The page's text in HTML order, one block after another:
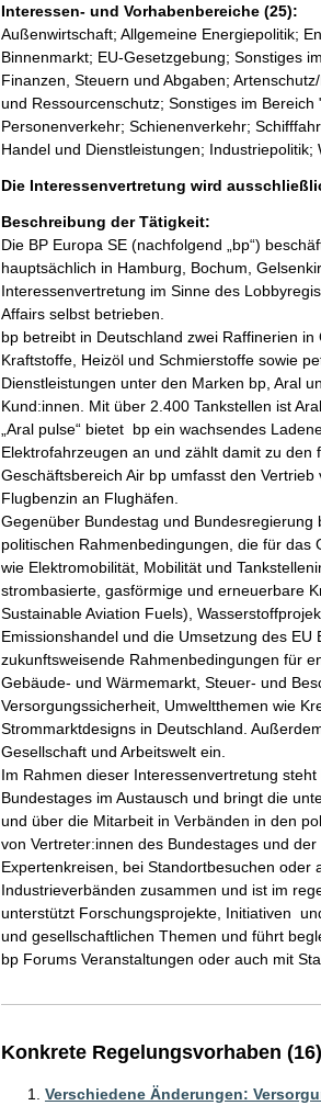
Interessen- und Vorhabenbereiche (25):
Außenwirtschaft; Allgemeine Energiepolitik;
Binnenmarkt; EU-Gesetzgebung; Sonstiges
Finanzen, Steuern und Abgaben;
und Ressourcenschutz; Sonstiges im
Personenverkehr; Schienenverkehr;
Handel und Dienstleistungen; Industriepolitik;
Die Interessenvertretung wird
Beschreibung der Tätigkeit:
Die BP Europa SE (nachfolgend „bp“)
hauptsächlich in Hamburg, Bochum,
Interessenvertretung im Sinne des
Affairs selbst betrieben.
bp betreibt in Deutschland zwei Raffinerien
Kraftstoffe, Heizöl und Schmierstoffe sowie
Dienstleistungen unter den Marken bp, Aral
Kund:innen. Mit über 2.400 Tankstellen ist
„Aral pulse“ bietet  bp ein wachsendes
Elektrofahrzeugen an und zählt damit zu
Geschäftsbereich Air bp umfasst den
Flugbenzin an Flughäfen.
Gegenüber Bundestag und
politischen Rahmenbedingungen, die für
wie Elektromobilität, Mobilität und
strombasierte, gasförmige und erneuerbare
Sustainable Aviation Fuels),
Emissionshandel und die Umsetzung des
zukunftsweisende Rahmenbedingungen für
Gebäude- und Wärmemarkt, Steuer- und
Versorgungssicherheit, Umweltthemen wie
Strommarktdesigns in Deutschland.
Gesellschaft und Arbeitswelt ein.
Im Rahmen dieser Interessenvertretung
Bundestages im Austausch und bringt die
und über die Mitarbeit in Verbänden in den
von Vertreter:innen des Bundestages und
Expertenkreisen, bei Standortbesuchen
Industrieverbänden zusammen und ist im
unterstützt Forschungsprojekte, Initiativen
und gesellschaftlichen Themen und führt
Konkrete Regelungsvorhaben (16)
Verschiedene Änderungen: